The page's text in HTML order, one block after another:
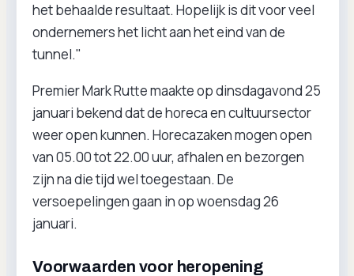
het behaalde resultaat. Hopelijk is dit voor veel
ondernemers het licht aan het eind van de
tunnel."
Premier Mark Rutte maakte op dinsdagavond 25
januari bekend dat de horeca en cultuursector
weer open kunnen. Horecazaken mogen open
van 05.00 tot 22.00 uur, afhalen en bezorgen
zijn na die tijd wel toegestaan. De
versoepelingen gaan in op woensdag 26
januari.
Voorwaarden voor heropening